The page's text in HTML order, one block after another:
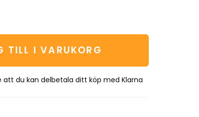
TILL I VARUKORG
att du kan delbetala ditt köp med Klarna